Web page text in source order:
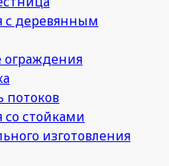
с деревянным
ограждения
потоков
стойками
изготовления